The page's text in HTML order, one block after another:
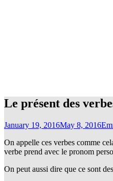
Le présent des
January 19, 2016May 8, 2016
On appelle ces verbes comme
verbe prend avec le pronom
On peut aussi dire que ce sont